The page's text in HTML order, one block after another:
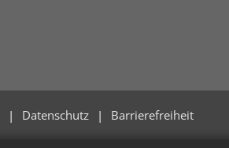
Datenschutz Barrierefreiheit